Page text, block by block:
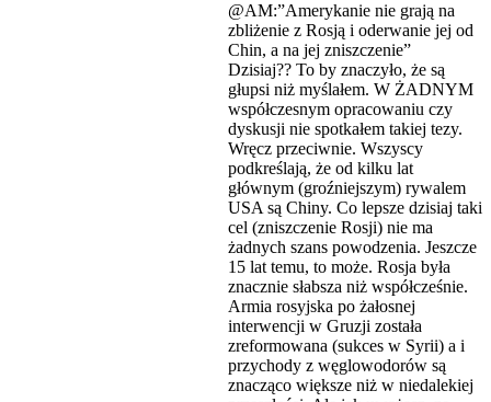
@AM:”Amerykanie nie grają na
zbliżenie z Rosją i oderwanie jej od
Chin, a na jej zniszczenie”
Dzisiaj?? To by znaczyło, że są
głupsi niż myślałem. W ŻADNYM
współczesnym opracowaniu czy
dyskusji nie spotkałem takiej tezy.
Wręcz przeciwnie. Wszyscy
podkreślają, że od kilku lat
głównym (groźniejszym) rywalem
USA są Chiny. Co lepsze dzisiaj taki
cel (zniszczenie Rosji) nie ma
żadnych szans powodzenia. Jeszcze
15 lat temu, to może. Rosja była
znacznie słabsza niż współcześnie.
Armia rosyjska po żałosnej
interwencji w Gruzji została
zreformowana (sukces w Syrii) a i
przychody z węglowodorów są
znacząco większe niż w niedalekiej